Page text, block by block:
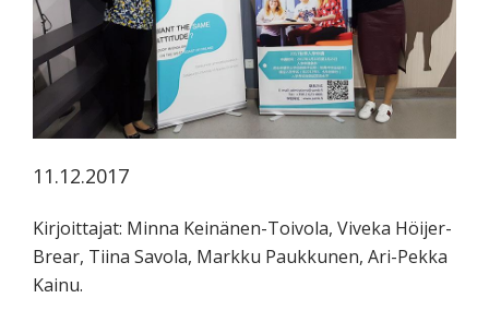
kiinnostuneille.
11.12.2017
Kirjoittajat: Minna Keinänen-Toivola, Viveka Höijer-
Brear, Tiina Savola, Markku Paukkunen, Ari-Pekka
Kainu.